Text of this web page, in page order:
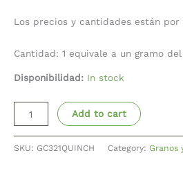
Los precios y cantidades están
Cantidad: 1 equivale a un gramo
Disponibilidad: In stock
Add to cart
SKU: GC321QUINCH Category: Granos